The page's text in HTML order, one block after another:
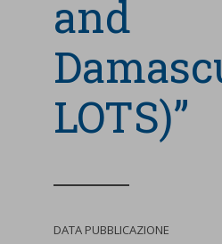
and
LOTS)”
DATA PUBBLICAZIONE